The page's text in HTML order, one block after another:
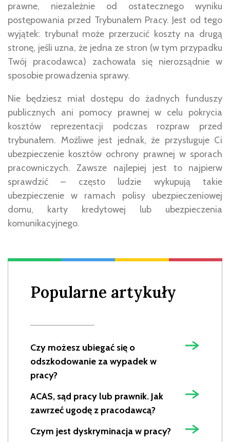
prawne, niezależnie od ostatecznego wyniku
postępowania przed Trybunałem Pracy. Jest od tego
wyjątek: trybunał może przerzucić koszty na drugą
stronę, jeśli uzna, że jedna ze stron (w tym przypadku
Twój pracodawca) zachowała się nierozsądnie w
sposobie prowadzenia sprawy.
Nie będziesz miał dostępu do żadnych funduszy
publicznych ani pomocy prawnej w celu pokrycia
kosztów reprezentacji podczas rozpraw przed
trybunałem. Możliwe jest jednak, że przysługuje Ci
ubezpieczenie kosztów ochrony prawnej w sporach
pracowniczych. Zawsze najlepiej jest to najpierw
sprawdzić – często ludzie wykupują takie
ubezpieczenie w ramach polisy ubezpieczeniowej
domu, karty kredytowej lub ubezpieczenia
komunikacyjnego.
Popularne artykuły
Czy możesz ubiegać się o
odszkodowanie za wypadek w
pracy?
ACAS, sąd pracy lub prawnik. Jak
zawrzeć ugodę z pracodawcą?
Czym jest dyskryminacja w pracy?